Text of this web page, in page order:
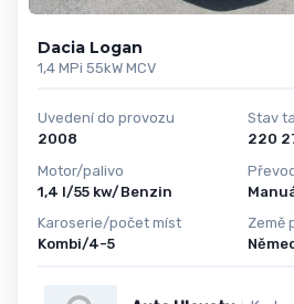
Dacia Logan
1,4 MPi 55kW MCV
Uvedení do provozu
2008
Motor/palivo
1,4 l/55 kw/Benzin
Karoserie/počet míst
Kombi/4-5
Stav
Země